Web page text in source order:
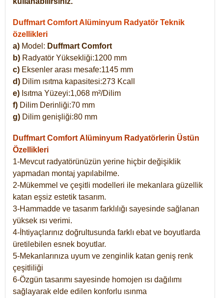
Duffmart Comfort Alüminyum Radyatör Teknik
özellikleri
a) Model: Duffmart Comfort
b) Radyatör Yüksekliği:1200 mm
c) Eksenler arası mesafe:1145 mm
d) Dilim ısıtma kapasitesi:273 Kcall
e) Isıtma Yüzeyi:1,068 m²/Dilim
f) Dilim Derinliği:70 mm
g) Dilim genişliği:80 mm
Duffmart Comfort Alüminyum Radyatörlerin Üstün
Özellikleri
1-Mevcut radyatörünüzün yerine hiçbir değişiklik
yapmadan montaj yapılabilme.
2-Mükemmel ve çeşitli modelleri ile mekanlara güzellik
katan eşsiz estetik tasarım.
3-Hammadde ve tasarım farklılığı sayesinde sağlanan
yüksek ısı verimi.
4-İhtiyaçlarınız doğrultusunda farklı ebat ve boyutlarda
üretilebilen esnek boyutlar.
5-Mekanlarınıza uyum ve zenginlik katan geniş renk
çeşitliliği
6-Özgün tasarımı sayesinde homojen ısı dağılımı
sağlayarak elde edilen konforlu ısınma